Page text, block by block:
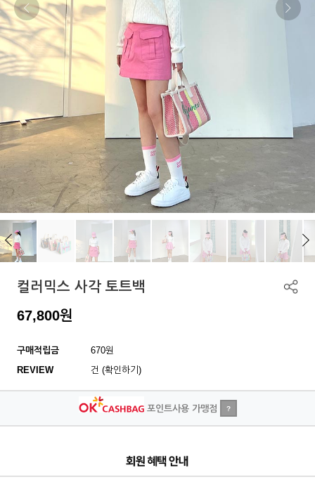
컬러믹스 사각 토트백
67,800원
구매적립금
670원
REVIEW
건 (확인하기)
포인트사용 가맹점 ?